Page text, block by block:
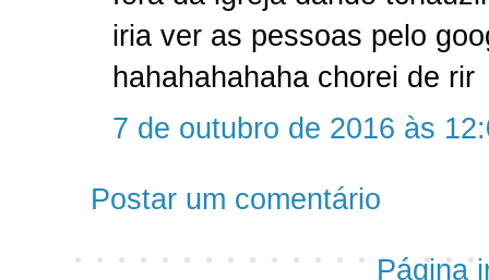
iria ver as pessoas pelo
hahahahahaha chorei de rir
7 de outubro de 2016 às
Postar um comentário
Página